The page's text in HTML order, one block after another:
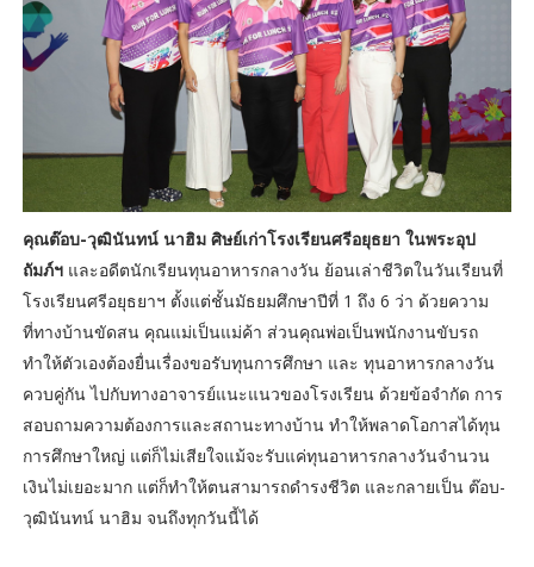
คุณต๊อบ-วุฒินันทน์ นาฮิม ศิษย์เก่าโรงเรียนศรีอยุธยา ในพระอุป
ถัมภ์ฯ และอดีตนักเรียนทุนอาหารกลางวัน ย้อนเล่าชีวิตในวันเรียนที่
โรงเรียนศรีอยุธยาฯ ตั้งแต่ชั้นมัธยมศึกษาปีที่ 1 ถึง 6 ว่า ด้วยความ
ที่ทางบ้านขัดสน คุณแม่เป็นแม่ค้า ส่วนคุณพ่อเป็นพนักงานขับรถ
ทำให้ตัวเองต้องยื่นเรื่องขอรับทุนการศึกษา และ ทุนอาหารกลางวัน
ควบคู่กัน ไปกับทางอาจารย์แนะแนวของโรงเรียน ด้วยข้อจำกัด การ
สอบถามความต้องการและสถานะทางบ้าน ทำให้พลาดโอกาสได้ทุน
การศึกษาใหญ่ แต่ก็ไม่เสียใจแม้จะรับแค่ทุนอาหารกลางวันจำนวน
เงินไม่เยอะมาก แต่ก็ทำให้ตนสามารถดำรงชีวิต และกลายเป็น ต๊อบ-
วุฒินันทน์ นาฮิม จนถึงทุกวันนี้ได้